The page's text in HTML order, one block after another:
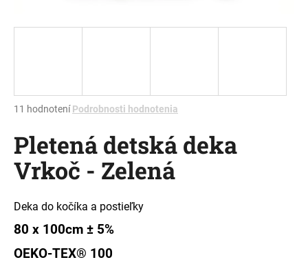
Priemerné
produktu
je
5,0
z
hviezdičiek.
11 hodnotení Podrobnosti hodnotenia
Pletená detská deka
Vrkoč - Zelená
Deka do kočíka a postieľky
80 x 100cm ± 5%
OEKO-TEX® 100
?
HĽADAŤ
O
d
p